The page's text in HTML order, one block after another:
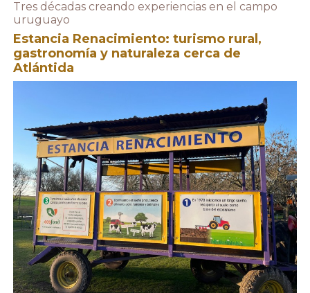
Tres décadas creando experiencias en el campo
uruguayo
Estancia Renacimiento: turismo rural,
gastronomía y naturaleza cerca de
Atlántida